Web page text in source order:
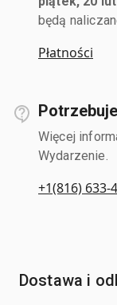
będą
Płatności
Więcej
Wydarzenie.
+1(816) 633-
Dostawa i